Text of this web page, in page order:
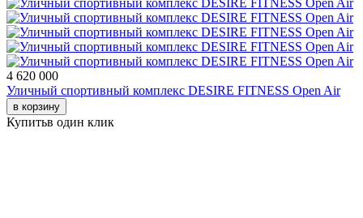
4 620 000
Уличный спортивный комплекс DESIRE FITNESS Open Air
в корзину
Купитьв один клик